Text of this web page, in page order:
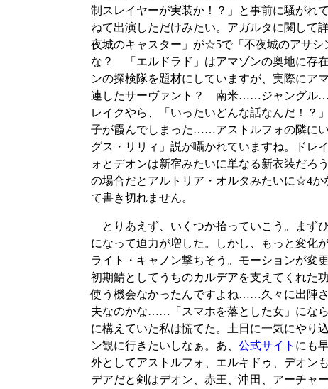
制スレイヤーが実装か！？」と事前に騒がれ
ねて出演しただけみたい。アガルタに関して
夜城のキャスター」が☆5で「不夜城のアサ
な？ 「エルドラド」はアマゾンの奥地に存
ンの探検隊を題材にしていますが、実際にア
連したサーヴァント？ 南米……ジャングル
レイクやら、「いったいどんな話なんだ！？
子が霞んでしまった……アストルフォの隣に
グス・リリィ」説が囁かれていますね。ドレ
ォとデオンは新宿みたいに単なる新衣装だろ
の場合だとアルトリア・オルタみたいに☆4
て書き切れません。
とりあえず、いくつか拾っていこう。まず
になって迫力が増した。しかし、もっと変化
ライト・キャノン撃ちそう。モーションが変
初期鯖としてうちのカルデアを支えてくれた
使う機会なかったんですよね……久々に出陣
夫なのかな……「スマホを落とした女」にな
に構えていた私は慌てた。土日に一気にや
ン観に行きたいしなぁ。あ、 公式サイト にも
外としてアストルフォ、エルキドゥ、デオン
デアだと剣はデオン、赤王、沖田、アーチャ